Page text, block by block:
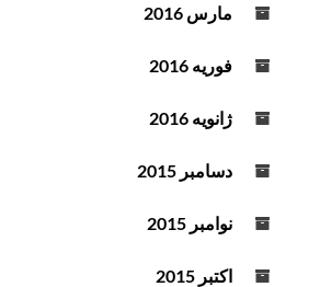
مارس 2016
فوریه 2016
ژانویه 2016
دسامبر 2015
نوامبر 2015
اکتبر 2015